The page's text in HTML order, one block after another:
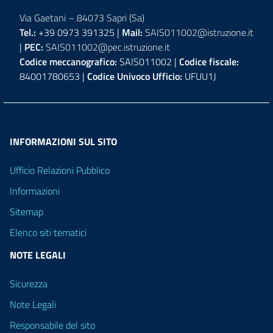
Via Gaetani – 84073 Sapri (Sa)
Tel.: +39 0973 391325 | Mail: SAIS011002@istruzione.it
| PEC: SAIS011002@pec.istruzione.it
Codice meccanografico: SAIS011002 | Codice fiscale:
84001780653 | Codice Univoco Ufficio: UFUU1J
INFORMAZIONI SUL SITO
Ufficio Relazioni Pubblico
Informazioni
Sitemap
Elenco siti tematici
NOTE LEGALI
Sicurezza
Note Legali
Responsabile del sito